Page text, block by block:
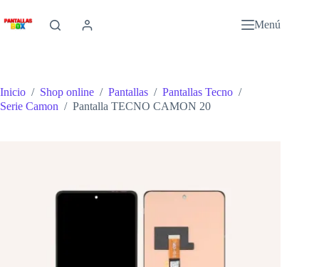
al
contenido
Menú
Inicio / Shop online / Pantallas / Pantallas Tecno /
Serie Camon / Pantalla TECNO CAMON 20